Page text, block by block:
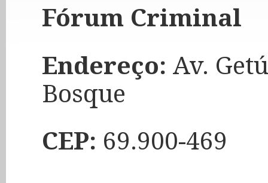
Fórum Criminal
Endereço: Av.
Bosque
CEP: 69.900-469